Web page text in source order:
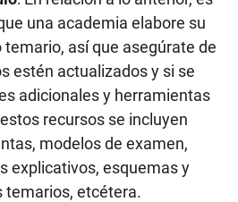
una academia elabore su
así que asegúrate de
estén actualizados y si se
adicionales y herramientas
recursos se incluyen
modelos de examen,
explicativos, esquemas y
temarios, etcétera.